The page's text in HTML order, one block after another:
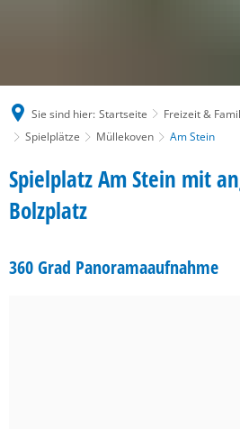
Sie sind hier: Startseite Freizeit &
Spielplätze
Müllekoven Am Stein
Am
Stein
Spielplatz Am Stein mit
Bolzplatz
360 Grad Panoramaaufnahme